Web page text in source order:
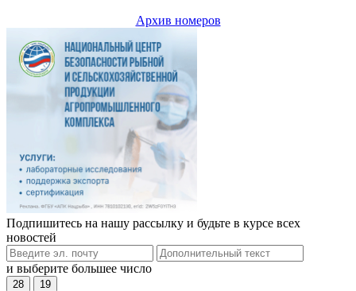
Архив номеров
Подпишитесь на нашу рассылку и будьте в курсе всех
новостей
и выберите большее число
28 19